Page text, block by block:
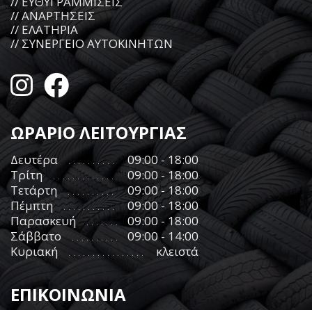
// ΑΝΑΡΤΗΣΕΙΣ
// ΕΛΑΤΗΡΙΑ
// ΣΥΝΕΡΓΕΙΟ ΑΥΤΟΚΙΝΗΤΩΝ
ΩΡΑΡΙΟ ΛΕΙΤΟΥΡΓΙΑΣ
Δευτέρα
09:00 - 18:00
Τρίτη
09:00 - 18:00
Τετάρτη
09:00 - 18:00
Πέμπτη
09:00 - 18:00
Παρασκευή
09:00 - 18:00
Σάββατο
09:00 - 14:00
Κυριακή
κλειστά
ΕΠΙΚΟΙΝΩΝΙΑ